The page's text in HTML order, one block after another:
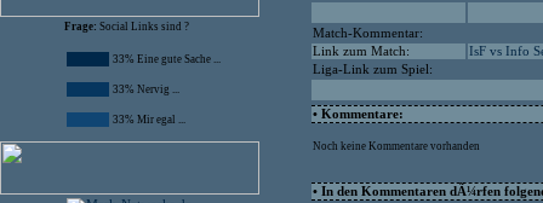
Frage: Social Links sind ?
33% Eine gute Sache ...
33% Nervig ...
33% Mir egal ...
Match-Kommentar:
Link zum Match:
IsF vs Info
Liga-Link zum Spiel:
• Kommentare:
Noch keine Kommentare vorhanden
• In den Kommentaren dÃ¼rfen